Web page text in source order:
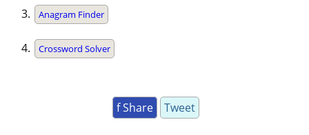
Anagram Finder
Crossword Solver
f Share Tweet